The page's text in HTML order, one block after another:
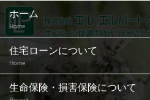
ホーム
Home
住宅ローンについて
Home
生命保険・損害保険について